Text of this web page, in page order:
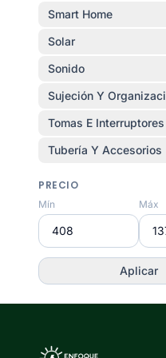
Smart Home
Solar
Sonido
Sujeción Y
Tomas E Interruptores
Tubería Y Accesorios
PRECIO
Mín Máx
Aplicar